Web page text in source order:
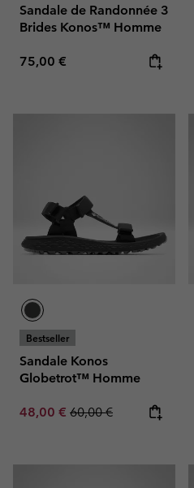
Sandale de Randonnée 3
Brides Konos™ Homme
Regular price:
75,00 €
Bestseller
Sandale Konos
Globetrot™ Homme
Sale price:
48,00 € Regular price:
60,00 €